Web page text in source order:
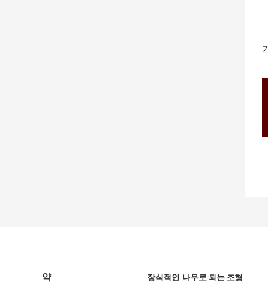
약 장식적인 나무로 되는 조형